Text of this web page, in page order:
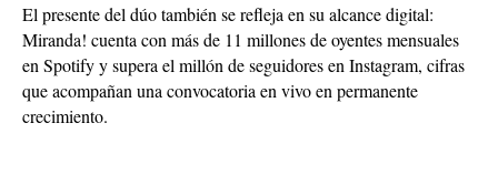
El presente del dúo también se refleja en su alcance digital:
Miranda! cuenta con más de 11 millones de oyentes mensuales
en Spotify y supera el millón de seguidores en Instagram, cifras
que acompañan una convocatoria en vivo en permanente
crecimiento.